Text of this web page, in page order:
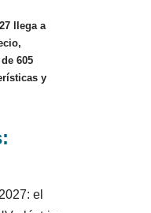
llega a
605
y
el